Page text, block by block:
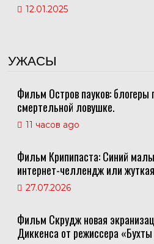
12.01.2025
УЖАСЫ
Фильм Остров пауков: блогеры
смертельной ловушке.
11 часов ago
Фильм Крипипаста: Синий
интернет-челлендж или
27.07.2026
Фильм Скрудж новая
Диккенса от режиссера